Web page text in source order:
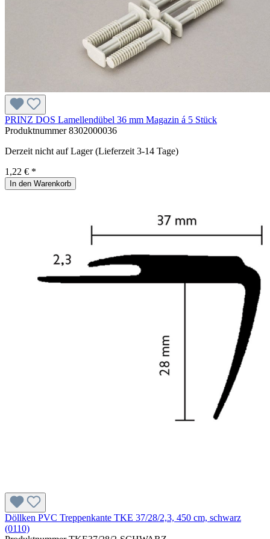
PRINZ DOS Lamellendübel 36 mm Magazin á 5 Stück
Produktnummer8302000036
Derzeit nicht auf Lager (Lieferzeit 3-14 Tage)
1,22 € *
In den Warenkorb
Döllken PVC Treppenkante TKE 37/28/2,3, 450 cm, schwarz
(0110)